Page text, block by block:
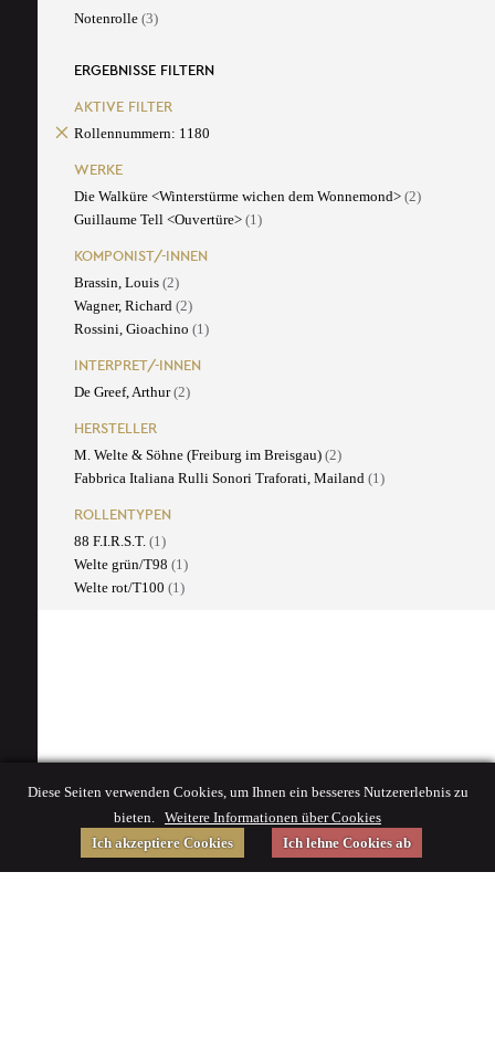
Notenrolle (3)
ERGEBNISSE FILTERN
AKTIVE FILTER
Rollennummern: 1180
WERKE
Die Walküre <Winterstürme wichen dem Wonnemond> (2)
Guillaume Tell <Ouvertüre> (1)
KOMPONIST/-INNEN
Brassin, Louis (2)
Wagner, Richard (2)
Rossini, Gioachino (1)
INTERPRET/-INNEN
De Greef, Arthur(2)
HERSTELLER
M. Welte & Söhne (Freiburg im Breisgau) (2)
Fabbrica Italiana Rulli Sonori Traforati, Mailand (1)
ROLLENTYPEN
88 F.I.R.S.T. (1)
Welte grün/T98 (1)
Welte rot/T100 (1)
Diese Seiten verwenden Cookies, um Ihnen ein besseres Nutzererlebnis zu
bieten. Weitere Informationen über Cookies
Ich akzeptiere Cookies
Ich lehne Cookies ab